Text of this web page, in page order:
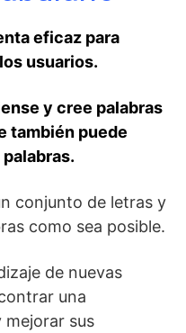
eficaz para
usuarios.
y cree palabras
también puede
conjunto de letras y
como sea posible.
de nuevas
una
mejorar sus